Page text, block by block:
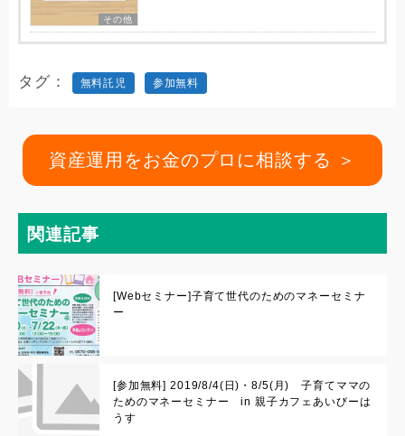
その他
タグ 無料託児 参加無料
資産運用をお金のプロに相談する ＞
関連記事
[Webセミナー]子育て世代のためのマネーセミナ
ー
[参加無料] 2019/8/4(日)・8/5(月) 子育てママの
ためのマネーセミナー in 親子カフェあいびーは
うす